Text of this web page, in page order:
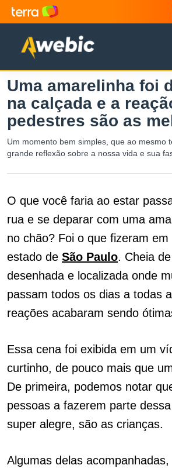
Uma amarelinha foi
na calçada e a
pedestres são as
Um momento bem simples, que ao mesmo
grande reflexão sobre a nossa vida e sua
O que você faria ao estar
rua e se deparar com uma
no chão? Foi o que fizeram
estado de São Paulo. Cheia
desenhada e localizada onde
passam todos os dias a todas
reações acabaram sendo
Essa cena foi exibida em um
curtinho, de pouco mais que
De primeira, podemos notar
pessoas a fazerem parte
super alegre, são as crianças.
Algumas delas